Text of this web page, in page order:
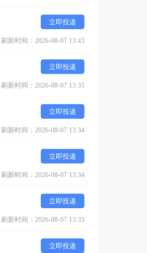
立即投递
刷新时间：2026-08-07 13:43
立即投递
刷新时间：2026-08-07 13:35
立即投递
刷新时间：2026-08-07 13:34
立即投递
刷新时间：2026-08-07 13:34
立即投递
刷新时间：2026-08-07 13:33
立即投递